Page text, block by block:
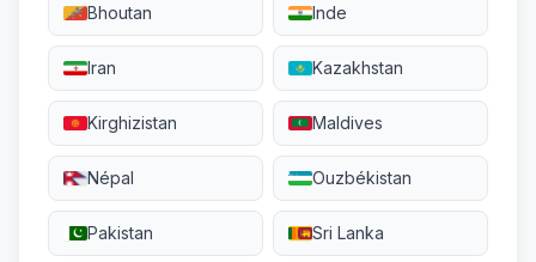
Bhoutan Inde
Iran Kazakhstan
Kirghizistan Maldives
Népal Ouzbékistan
Pakistan Sri Lanka